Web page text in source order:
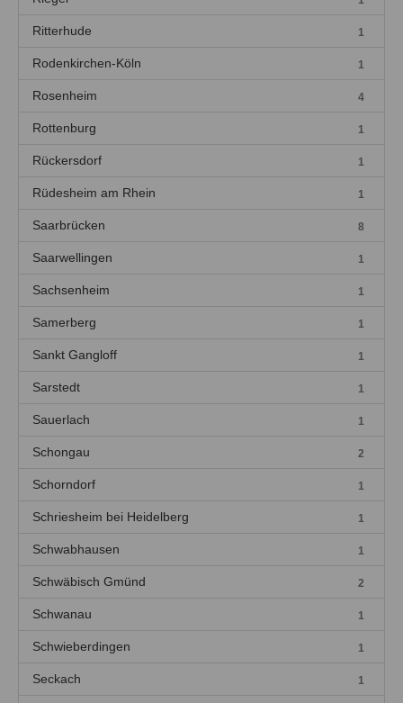
Ritterhude 1
Rodenkirchen-Köln 1
Rosenheim 4
Rottenburg 1
Rückersdorf 1
Rüdesheim am Rhein 1
Saarbrücken 8
Saarwellingen 1
Sachsenheim 1
Samerberg 1
Sankt Gangloff 1
Sarstedt 1
Sauerlach 1
Schongau 2
Schorndorf 1
Schriesheim bei Heidelberg 1
Schwabhausen 1
Schwäbisch Gmünd 2
Schwanau 1
Schwieberdingen 1
Seckach 1